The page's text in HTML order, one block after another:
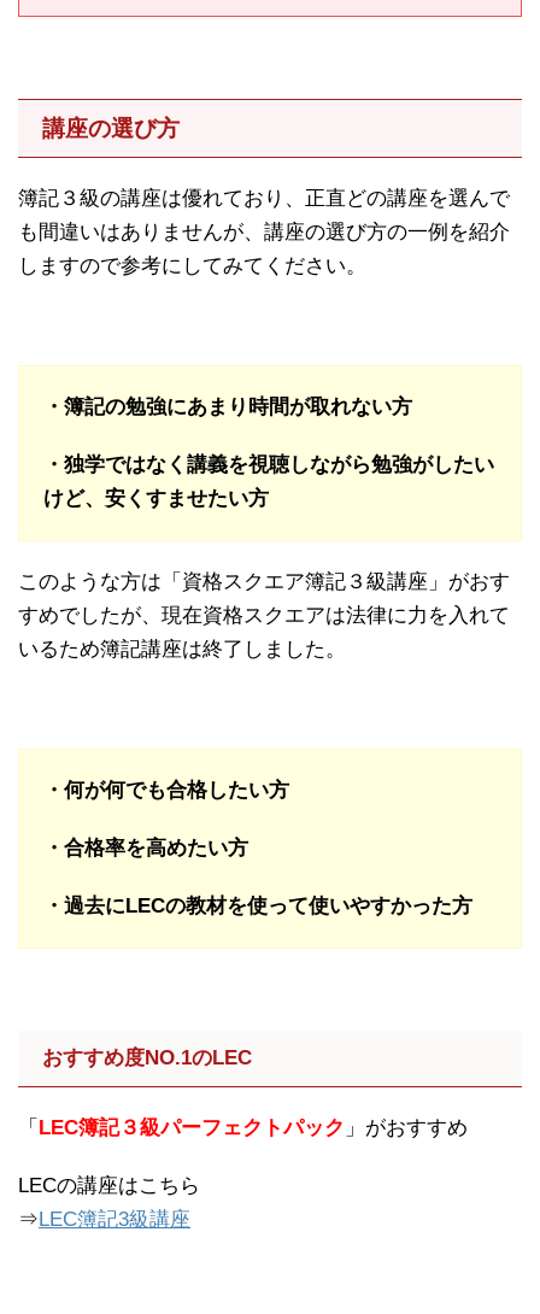
講座の選び方
簿記３級の講座は優れており、正直どの講座を選んで
も間違いはありませんが、講座の選び方の一例を紹介
しますので参考にしてみてください。
・簿記の勉強にあまり時間が取れない方
・独学ではなく講義を視聴しながら勉強がしたい
けど、安くすませたい方
このような方は「資格スクエア簿記３級講座」がおす
すめでしたが、現在資格スクエアは法律に力を入れて
いるため簿記講座は終了しました。
・何が何でも合格したい方
・合格率を高めたい方
・過去にLECの教材を使って使いやすかった方
おすすめ度NO.1のLEC
「 LEC簿記３級パーフェクトパック 」がおすすめ
LECの講座はこちら
⇒LEC簿記3級講座